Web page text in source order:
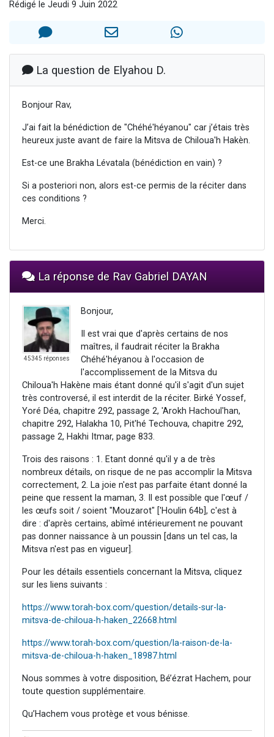
12 nouvelles musiques dans Torah-Box Music
2 personnes viennent de nous rejoindre sur WhatsApp
Rédigé le Jeudi 9 Juin 2022
La question de Elyahou D.
Bonjour Rav,
J’ai fait la bénédiction de "Chéhé'héyanou" car j’étais très
heureux juste avant de faire la Mitsva de Chiloua'h Hakèn.
Est-ce une Brakha Lévatala (bénédiction en vain) ?
Si a posteriori non, alors est-ce permis de la réciter dans
ces conditions ?
Merci.
La réponse de Rav Gabriel DAYAN
45345 réponses
Bonjour,
Il est vrai que d'après certains de nos
maîtres, il faudrait réciter la Brakha
Chéhé'héyanou à l'occasion de
l'accomplissement de la Mitsva du
Chiloua'h Hakène mais étant donné qu'il s'agit d'un sujet
très controversé, il est interdit de la réciter. Birké Yossef,
Yoré Déa, chapitre 292, passage 2, 'Arokh Hachoul'han,
chapitre 292, Halakha 10, Pit'hé Techouva, chapitre 292,
passage 2, Hakhi Itmar, page 833.
Trois des raisons : 1. Etant donné qu'il y a de très
nombreux détails, on risque de ne pas accomplir la Mitsva
correctement, 2. La joie n'est pas parfaite étant donné la
peine que ressent la maman, 3. Il est possible que l'œuf /
les œufs soit / soient "Mouzarot" ['Houlin 64b], c'est à
dire : d'après certains, abîmé intérieurement ne pouvant
pas donner naissance à un poussin [dans un tel cas, la
Mitsva n'est pas en vigueur].
Pour les détails essentiels concernant la Mitsva, cliquez
sur les liens suivants :
https://www.torah-box.com/question/details-sur-la-
mitsva-de-chiloua-h-haken_22668.html
https://www.torah-box.com/question/la-raison-de-la-
mitsva-de-chiloua-h-haken_18987.html
Nous sommes à votre disposition, Bé’ézrat Hachem, pour
toute question supplémentaire.
Qu’Hachem vous protège et vous bénisse.